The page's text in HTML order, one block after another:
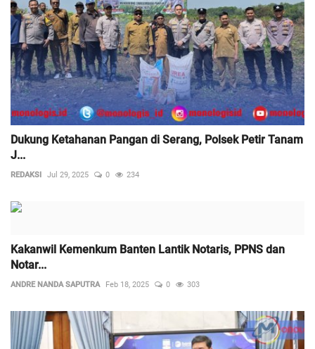
Dukung Ketahanan Pangan di Serang, Polsek Petir Tanam
J...
REDAKSI Jul 29, 2025 0 234
Kakanwil Kemenkum Banten Lantik Notaris, PPNS dan
Notar...
ANDRE NANDA SAPUTRA Feb 18, 2025 0 303